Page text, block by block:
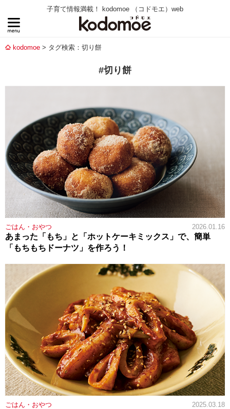
子育て情報満載！ kodomoe （コドモエ）web
kodomoe タグ検索：切り餅
#切り餅
ごはん・おやつ 2026.01.16
あまった「もち」と「ホットケーキミックス」で、簡単
「もちもちドーナツ」を作ろう！
ごはん・おやつ 2025.03.18